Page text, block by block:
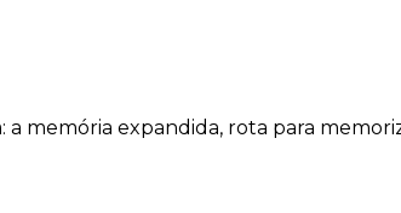
memória expandida, rota para